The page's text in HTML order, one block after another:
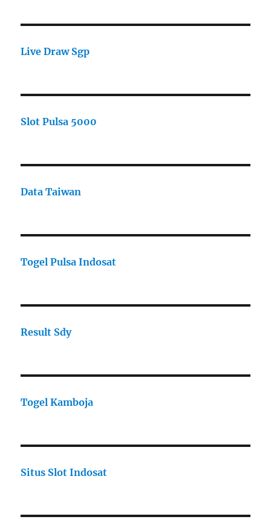
Live Draw Sgp
Slot Pulsa 5000
Data Taiwan
Togel Pulsa Indosat
Result Sdy
Togel Kamboja
Situs Slot Indosat